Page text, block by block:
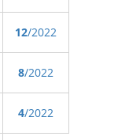
12/2022
8/2022
4/2022